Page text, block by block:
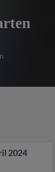
2024